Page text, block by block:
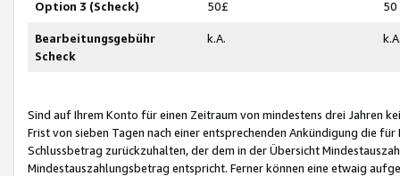
Option 3 (Scheck) 50£ 50
Bearbeitungsgebühr
Scheck
k.A.
Sind auf Ihrem Konto für einen Zeitraum von mindestens drei Jahren
Frist von sieben Tagen nach einer entsprechenden Ankündigung die
Schlussbetrag zurückzuhalten, der dem in der Übersicht
Mindestauszahlungsbetrag entspricht. Ferner können eine etwaig